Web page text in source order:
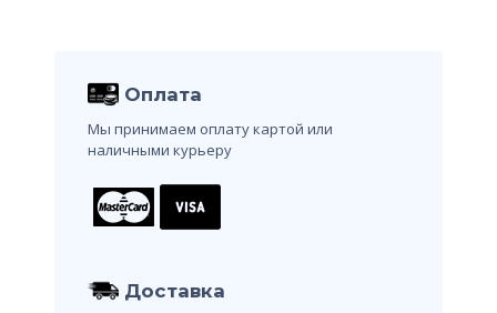
Оплата
Мы принимаем оплату картой или
наличными курьеру
Доставка